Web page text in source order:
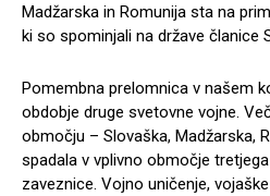
Madžarska in Romunija sta na
ki so spominjali na države članice
Pomembna prelomnica v našem
obdobje druge svetovne vojne.
območju – Slovaška, Madžarska,
spadala v vplivno območje
zaveznice. Vojno uničenje,